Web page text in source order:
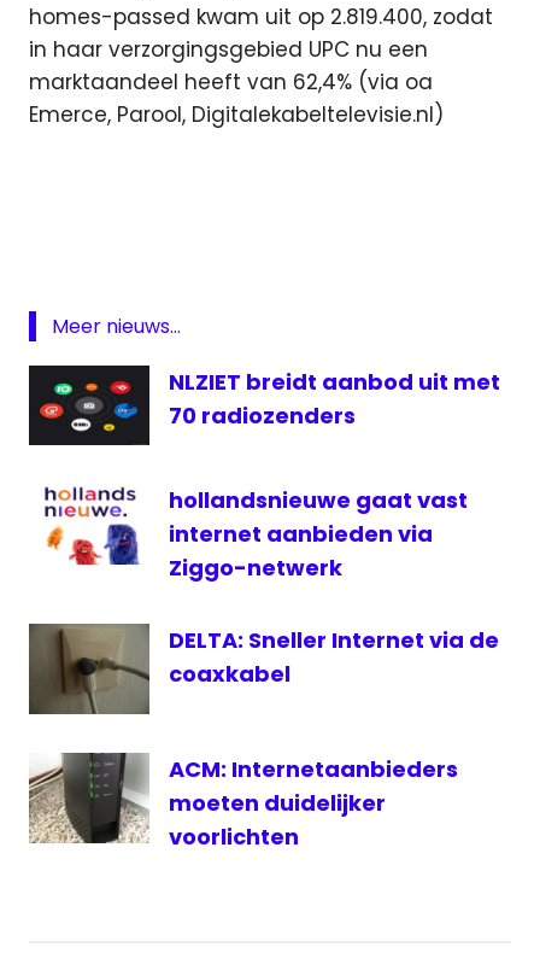
homes-passed kwam uit op 2.819.400, zodat
in haar verzorgingsgebied UPC nu een
marktaandeel heeft van 62,4% (via oa
Emerce, Parool, Digitalekabeltelevisie.nl)
kwartaalcijfers
omzet
Radio
televisie
play
UPC
Meer nieuws...
NLZIET breidt aanbod uit met
70 radiozenders
hollandsnieuwe gaat vast
internet aanbieden via
Ziggo-netwerk
DELTA: Sneller Internet via de
coaxkabel
ACM: Internetaanbieders
moeten duidelijker
voorlichten